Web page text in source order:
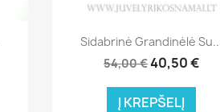
Greita peržiūra
Sidabrinė Grandinėlė
54,00 €40,50 €
Į KREPŠELĮ